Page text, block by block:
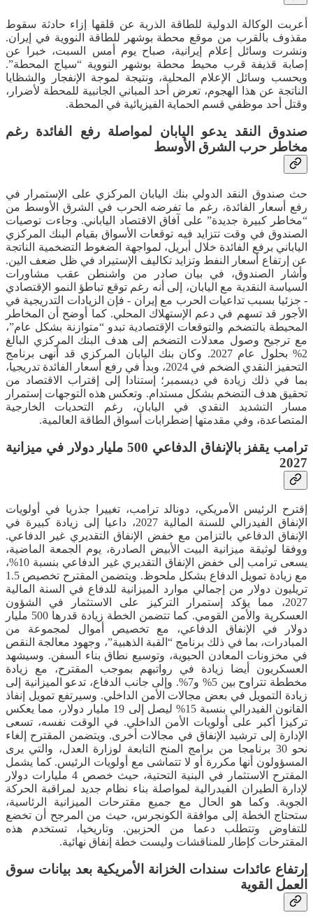
أعربت الوكالة الدولية للطاقة الذرية عن قلقها إزاء حادثة سقوط
مقذوف بالقرب من موقع محطة بوشهر للطاقة النووية في إيران.
ونشرت وسائل إعلام إيرانية، صباح يوم أمس السبت، خبرا عن
إصابة قذيفة قرب محيط محطة بوشهر النووية “سياج المحطة”.
وبحسب وسائل الإعلام المحلية، ونتيجة لموجة الإنفجار والشظايا
الناتجة عن هذا الهجوم، تعرض أحد المباني الجانبية للمحطة لأضرار،
وقتل أحد موظفي قسم الحماية الفيزيائية في المحطة.
صندوق النقد يدعو اليابان لمواصلة رفع الفائدة رغم
مخاطر حرب الشرق الأوسط
حث صندوق النقد الدولي بنك اليابان المركزي على الإستمرار في
رفع أسعار الفائدة، رغم ما تفرضه الحرب في الشرق الأوسط من
“مخاطر كبيرة جديدة” على آفاق الاقتصاد الياباني. وجاءت توصيات
الصندوق في وقت تتزايد فيه توقعات الأسواق بقيام البنك المركزي
الياباني برفع الفائدة خلال أبريل، لمواجهة الضغوط التضخمية الناتجة
عن إرتفاع أسعار النفط وتزايد تكاليف الإستيراد في ظل ضعف الين.
وأشار الصندوق، في بيان صادر من واشنطن عقب مشاورات
السياسة النقدية مع اليابان، إلى أنه رغم توقع تباطؤ النمو الإقتصادي
- جزئيا بسبب تداعيات الحرب مع إيران - فإن الزيادات التدريجية في
الأجور قد تسهم في دعم الإستهلاك المحلي. كما أوضح أن المخاطر
المحيطة بالتضخم والتوقعات الإقتصادية تبدو “متوازنة بشكل عام”،
مع ترجيح وصول معدلات التضخم إلى هدف البنك المركزي البالغ
2% بحلول عام 2027. وكان بنك اليابان المركزي قد أنهى برنامج
التحفيز النقدي الضخم في 2024، وبدأ في رفع أسعار الفائدة تدريجيا،
بما في ذلك زيادة في ديسمبر؛ إستنادا إلى إقتراب الاقتصاد من
تحقيق هدف التضخم بشكل مستدام. وتعكس هذه التوجهات إستمرار
مسار التشديد النقدي في اليابان، رغم التحديات الخارجية
المتصاعدة، وفي مقدمتها إضطرابات أسواق الطاقة العالمية.
ترامب يقفز بالإنفاق الدفاعي 500 مليار دولار في ميزانية
2027
إقترح الرئيس الأمريكي، دونالد ترامب، تغييرا جذريا في أولويات
الإنفاق الفيدرالي للسنة المالية 2027، داعيا إلى زيادة كبيرة في
الإنفاق الدفاعي بالتزامن مع خفض الإنفاق التقديري غير الدفاعي.
ووفقا لوثيقة ميزانية البيت الأبيض الصادرة، يوم الجمعة الماضية،
يسعى ترامب إلى خفض الإنفاق التقديري غير الدفاعي بنسبة 10%،
مع زيادة تمويل الدفاع بشكل ملحوظ. ويتضمن المقترح تخصيص 1.5
تريليون دولار من إجمالي موارد الميزانية للدفاع في السنة المالية
2027، مما يؤكد إستمرار التركيز على الاستثمار في الشؤون
العسكرية والأمن القومي. كما تتضمن الخطة زيادة قدرها 500 مليار
دولار في الإنفاق الدفاعي، مع تخصيص أموال لمجموعة من
المبادرات، بما في ذلك برنامج “القبة الذهبية”، وجهود معالجة النقص
في مخزونات المعادن الحيوية، وتوسيع نطاق بناء السفن. وسيشهد
العسكريون أيضا زيادة في رواتبهم بموجب المقترح، مع زيادة
مخططة تتراوح بين 5% و7%. وإلى جانب الدفاع، تدعو الميزانية إلى
زيادة التمويل في بعض مجالات الأمن الداخلي. وسيرتفع تمويل إنفاذ
القانون الفيدرالي بنسبة 15% ليصل إلى 19 مليار دولار، مما يعكس
تركيزا أكبر على أولويات الأمن الداخلي. في الوقت نفسه، تسعى
الإدارة إلى ترشيد الإنفاق في مجالات أخرى. ويتضمن المقترح إلغاء
نحو 30 برنامجا من برامج المنح التابعة لوزارة العدل، والتي يرى
المسؤولون أنها مكررة أو لا تتماشى مع أولويات الرئيس. كما يشمل
المقترح الاستثمار في البنية التحتية، حيث خصص 4 مليارات دولار
لإدارة الطيران الفيدرالية لمواصلة بناء نظام جديد لمراقبة الحركة
الجوية. وكما هو الحال مع جميع مقترحات الميزانية الرئاسية،
ستحتاج الخطة إلى موافقة الكونجرس، حيث من المرجح أن تخضع
للتفاوض وتتطلب دعما من الحزبين. وتاريخيا، تستخدم هذه
المقترحات كإطار للمناقشات وليست خطة إنفاق نهائية.
إرتفاع عائدات سندات الخزانة الأمريكية بعد بيانات سوق
العمل القوية